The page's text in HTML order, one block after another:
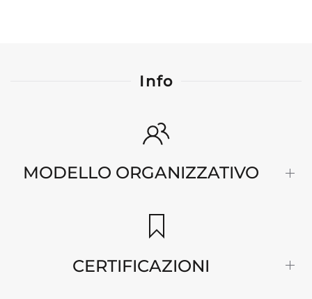
Info
MODELLO ORGANIZZATIVO
CERTIFICAZIONI